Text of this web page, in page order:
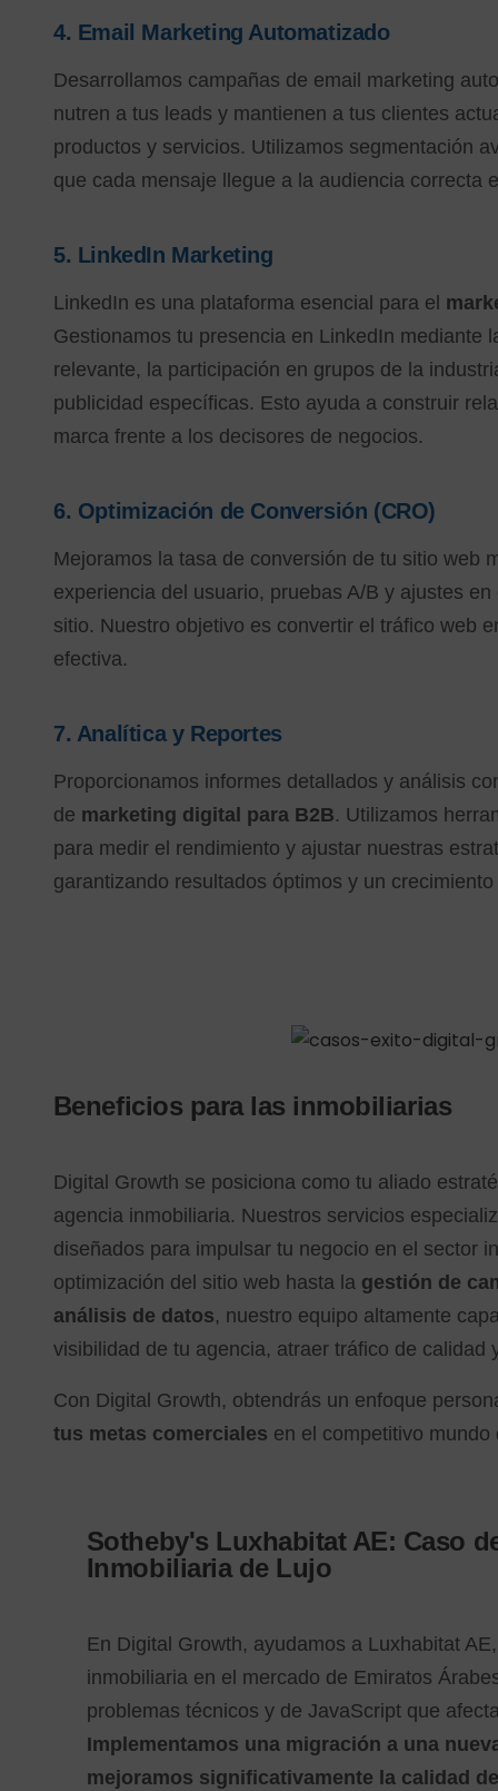
4. Email Marketing Automatizado
Desarrollamos campañas de email marketing
nutren a tus leads y mantienen a tus clientes
productos y servicios. Utilizamos segmentación
que cada mensaje llegue a la audiencia correcta
5. LinkedIn Marketing
LinkedIn es una plataforma esencial para el
Gestionamos tu presencia en LinkedIn mediante
relevante, la participación en grupos de la
publicidad específicas. Esto ayuda a construir
marca frente a los decisores de negocios.
6. Optimización de Conversión (CRO)
Mejoramos la tasa de conversión de tu sitio web
experiencia del usuario, pruebas A/B y ajustes
sitio. Nuestro objetivo es convertir el tráfico web
efectiva.
7. Analítica y Reportes
Proporcionamos informes detallados y análisis
de marketing digital para B2B. Utilizamos
para medir el rendimiento y ajustar nuestras
garantizando resultados óptimos y un
Beneficios para las inmobiliarias
Digital Growth se posiciona como tu aliado
agencia inmobiliaria. Nuestros servicios
diseñados para impulsar tu negocio en el sector
optimización del sitio web hasta la gestión de
análisis de datos, nuestro equipo altamente
visibilidad de tu agencia, atraer tráfico de calidad
Con Digital Growth, obtendrás un enfoque
tus metas comerciales en el competitivo
Sotheby's Luxhabitat AE: Caso
Inmobiliaria de Lujo
En Digital Growth, ayudamos a Luxhabitat
inmobiliaria en el mercado de Emiratos
problemas técnicos y de JavaScript que
Implementamos una migración a una
mejoramos significativamente la calidad